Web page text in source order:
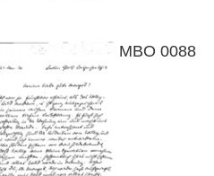
MBO 0088